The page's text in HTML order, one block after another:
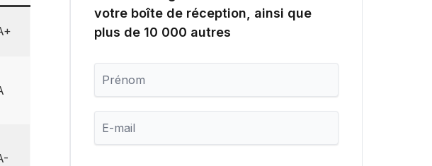
votre boîte de réception, ainsi que
plus de 10 000 autres
é
n
m